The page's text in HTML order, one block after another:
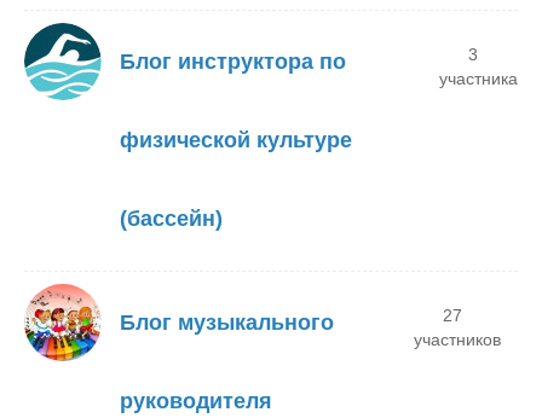
Блог инструктора по
физической культуре
(бассейн)
3
участника
Блог музыкального
руководителя
27
участников